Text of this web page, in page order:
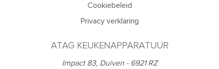
Cookiebeleid
Privacy verklaring
ATAG KEUKENAPPARATUUR
Impact 83, Duiven - 6921 RZ